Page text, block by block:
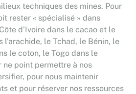
techniques des mines. Pour
rester « spécialisé » dans
d’Ivoire dans le cacao et le
le Tchad, le Bénin, le
le coton, le Togo dans le
ne point permettre à nos
pour nous maintenir
et pour réserver nos ressources